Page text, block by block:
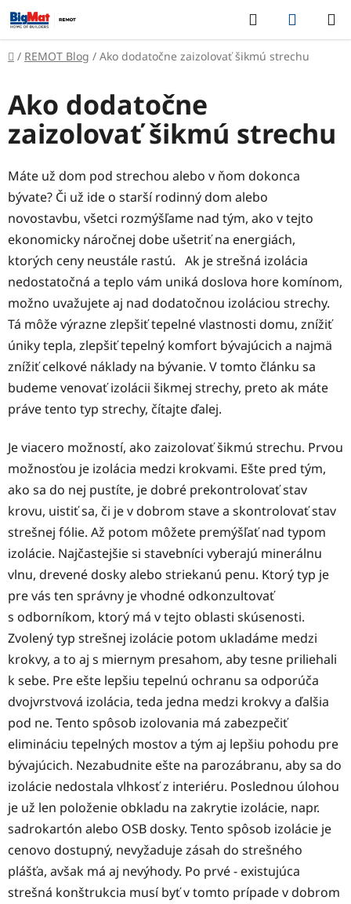
Prejsť
na
obsah
Hľadať
KOŠÍK
Domov
/ REMOT Blog / Ako dodatočne zaizolovať šikmú strechu
Ako dodatočne
zaizolovať šikmú strechu
Máte už dom pod strechou alebo v ňom dokonca
bývate? Či už ide o starší rodinný dom alebo
novostavbu, všetci rozmýšľame nad tým, ako v tejto
ekonomicky náročnej dobe ušetriť na energiách,
ktorých ceny neustále rastú. Ak je strešná izolácia
nedostatočná a teplo vám uniká doslova hore komínom,
možno uvažujete aj nad dodatočnou izoláciou strechy.
Tá môže výrazne zlepšiť tepelné vlastnosti domu, znížiť
úniky tepla, zlepšiť tepelný komfort bývajúcich a najmä
znížiť celkové náklady na bývanie. V tomto článku sa
budeme venovať izolácii šikmej strechy, preto ak máte
práve tento typ strechy, čítajte ďalej.
Je viacero možností, ako zaizolovať šikmú strechu. Prvou
možnosťou je izolácia medzi krokvami. Ešte pred tým,
ako sa do nej pustíte, je dobré prekontrolovať stav
krovu, uistiť sa, či je v dobrom stave a skontrolovať stav
strešnej fólie. Až potom môžete premýšľať nad typom
izolácie. Najčastejšie si stavebníci vyberajú minerálnu
vlnu, drevené dosky alebo striekanú penu. Ktorý typ je
pre vás ten správny je vhodné odkonzultovať
s odborníkom, ktorý má v tejto oblasti skúsenosti.
Zvolený typ strešnej izolácie potom ukladáme medzi
krokvy, a to aj s miernym presahom, aby tesne priliehali
k sebe. Pre ešte lepšiu tepelnú ochranu sa odporúča
dvojvrstvová izolácia, teda jedna medzi krokvy a ďalšia
pod ne. Tento spôsob izolovania má zabezpečiť
elimináciu tepelných mostov a tým aj lepšiu pohodu pre
bývajúcich. Nezabudnite ešte na parozábranu, aby sa do
izolácie nedostala vlhkosť z interiéru. Poslednou úlohou
je už len položenie obkladu na zakrytie izolácie, napr.
sadrokartón alebo OSB dosky. Tento spôsob izolácie je
cenovo dostupný, nevyžaduje zásah do strešného
plášťa, avšak má aj nevýhody. Po prvé - existujúca
strešná konštrukcia musí byť v tomto prípade v dobrom